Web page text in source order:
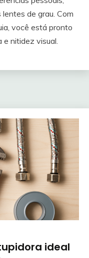
de grau. Com
você está pronto
e nitidez visual.
ideal